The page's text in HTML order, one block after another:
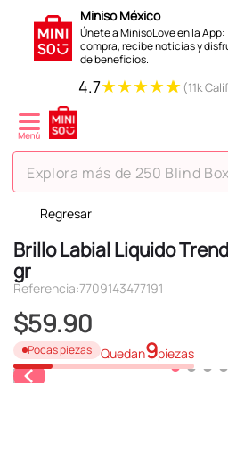
Miniso México
Únete a MinisoLove en la App:
compra, recibe noticias y
de beneficios.
4.7★★★★★ (11k
Explora más de 250 Blind Box
Regresar
Brillo Labial Liquido
gr
Referencia:7709143477191
$59.90
Pocas piezas Quedan9piezas
TÉRMINOS MÁS BUSCADOS
1.
hello kitty
2
3 .
peluche
4.
osito cariñosito
5.
blind box